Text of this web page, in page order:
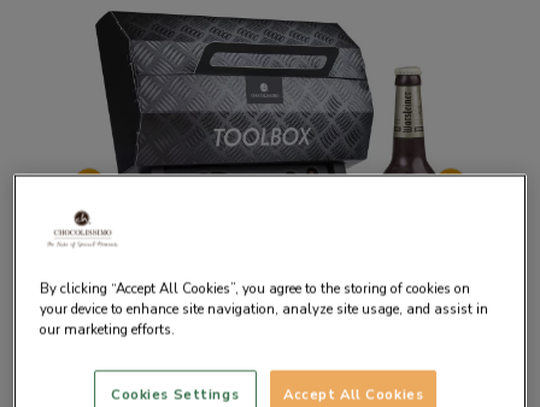
Description du produit
By clicking “Accept All Cookies”, you agree to the storing of cookies on
your device to enhance site navigation, analyze site usage, and assist in
our marketing efforts.
Accept All Cookies
Cookies Settings